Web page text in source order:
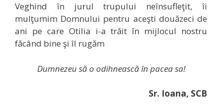
Veghind în jurul trupului neînsufleţit, îi
mulţumim Domnului pentru aceşti douăzeci de
ani pe care Otilia i-a trăit în mijlocul nostru
făcând bine şi îl rugăm
Dumnezeu să o odihnească în pacea sa!
Sr. Ioana, SCB